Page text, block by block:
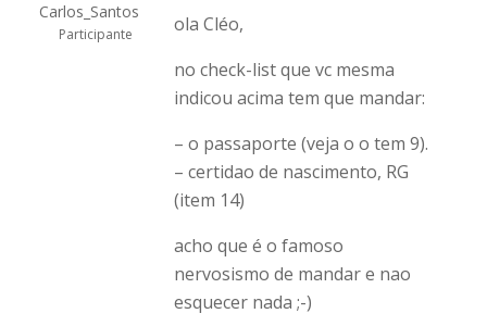
Carlos_Santos
Participante
ola Cléo,
no check-list que vc mesma
indicou acima tem que mandar:
– o passaporte (veja o o tem 9).
– certidao de nascimento, RG
(item 14)
acho que é o famoso
nervosismo de mandar e nao
esquecer nada ;-)